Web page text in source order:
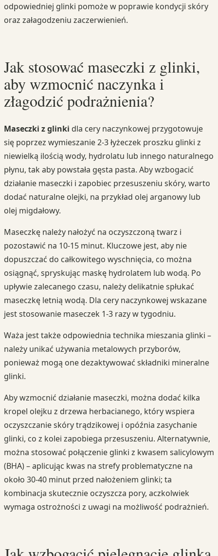
odpowiedniej glinki pomoże w poprawie kondycji skóry
oraz załagodzeniu zaczerwienień.
Jak stosować maseczki z glinki,
aby wzmocnić naczynka i
złagodzić podrażnienia?
Maseczki z glinki dla cery naczynkowej przygotowuje
się poprzez wymieszanie 2-3 łyżeczek proszku glinki z
niewielką ilością wody, hydrolatu lub innego naturalnego
płynu, tak aby powstała gęsta pasta. Aby wzbogacić
działanie maseczki i zapobiec przesuszeniu skóry, warto
dodać naturalne olejki, na przykład olej arganowy lub
olej migdałowy.
Maseczkę należy nałożyć na oczyszczoną twarz i
pozostawić na 10-15 minut. Kluczowe jest, aby nie
dopuszczać do całkowitego wyschnięcia, co można
osiągnąć, spryskując maskę hydrolatem lub wodą. Po
upływie zalecanego czasu, należy delikatnie spłukać
maseczkę letnią wodą. Dla cery naczynkowej wskazane
jest stosowanie maseczek 1-3 razy w tygodniu.
Waża jest także odpowiednia technika mieszania glinki –
należy unikać używania metalowych przyborów,
ponieważ mogą one dezaktywować składniki mineralne
glinki.
Aby wzmocnić działanie maseczki, można dodać kilka
kropel olejku z drzewa herbacianego, który wspiera
oczyszczanie skóry trądzikowej i opóźnia zasychanie
glinki, co z kolei zapobiega przesuszeniu. Alternatywnie,
można stosować połączenie glinki z kwasem salicylowym
(BHA) – aplicując kwas na strefy problematyczne na
około 30-40 minut przed nałożeniem glinki; ta
kombinacja skutecznie oczyszcza pory, aczkolwiek
wymaga ostrożności z uwagi na możliwość podrażnień.